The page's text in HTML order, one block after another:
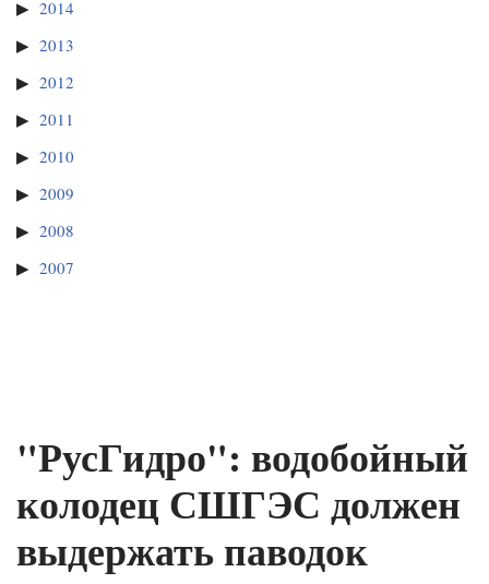
2014
2013
2012
2011
2010
2009
2008
2007
"РусГидро": водобойный
колодец СШГЭС должен
выдержать паводок